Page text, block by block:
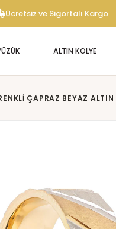
Ücretsiz ve Sigortalı Kargo
ALTIN KOLYE
ÇAPRAZ BEYAZ